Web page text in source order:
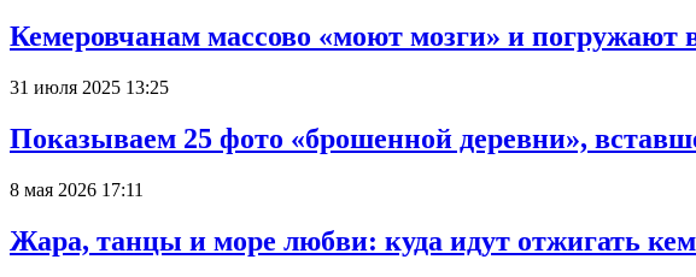
Кемеровчанам массово «моют мозги» и погружают
31 июля 2025 13:25
Показываем 25 фото «брошенной деревни»,
8 мая 2026 17:11
Жара, танцы и море любви: куда идут отжигать